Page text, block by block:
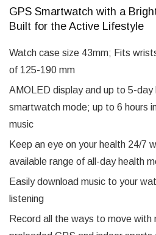
GPS Smartwatch with a
Built for the Active Lifestyle
Watch case size 43mm; Fits
of 125-190 mm
AMOLED display and up to 5-
smartwatch mode; up to 6 hours
music
Keep an eye on your health 24/7
available range of all-day health
Easily download music to your
listening
Record all the ways to move with